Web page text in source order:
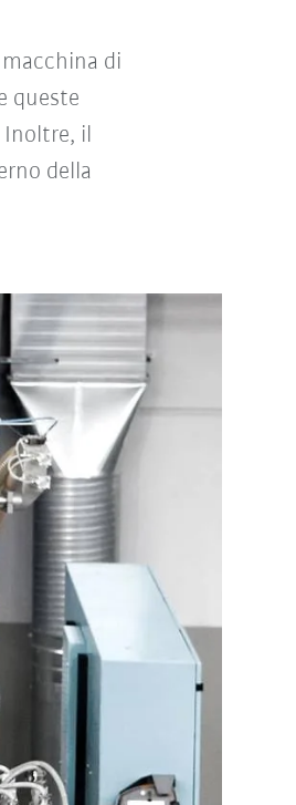
di
queste
Inoltre, il
della